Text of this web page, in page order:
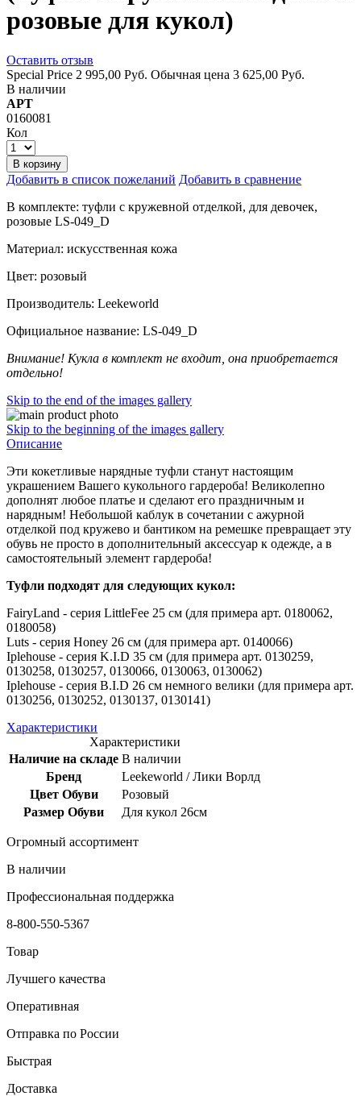
розовые для кукол)
Оставить отзыв
Special Price 2 995,00 Руб. Обычная цена 3 625,00 Руб.
В наличии
АРТ
0160081
Кол
В корзину
Добавить в список пожеланий Добавить в сравнение
В комплекте: туфли с кружевной отделкой, для девочек,
розовые LS-049_D
Материал: искусственная кожа
Цвет: розовый
Производитель: Leekeworld
Официальное название: LS-049_D
Внимание! Кукла в комплект не входит, она приобретается
отдельно!
Skip to the end of the images gallery
Skip to the beginning of the images gallery
Описание
Эти кокетливые нарядные туфли станут настоящим
украшением Вашего кукольного гардероба! Великолепно
дополнят любое платье и сделают его праздничным и
нарядным! Небольшой каблук в сочетании с ажурной
отделкой под кружево и бантиком на ремешке превращает эту
обувь не просто в дополнительный аксессуар к одежде, а в
самостоятельный элемент гардероба!
Туфли подходят для следующих кукол:
FairyLand - серия LittleFee 25 см (для примера арт. 0180062,
0180058)
Luts - серия Honey 26 см (для примера арт. 0140066)
Iplehouse - серия K.I.D 35 см (для примера арт. 0130259,
0130258, 0130257, 0130066, 0130063, 0130062)
Iplehouse - серия B.I.D 26 см немного велики (для примера арт.
0130256, 0130252, 0130137, 0130141)
Характеристики
Характеристики
Наличие на складе В наличии
Бренд
Leekeworld / Лики Ворлд
Цвет Обуви
Розовый
Размер Обуви
Для кукол 26см
Огромный ассортимент
В наличии
Профессиональная поддержка
8-800-550-5367
Товар
Лучшего качества
Оперативная
Отправка по России
Быстрая
Доставка